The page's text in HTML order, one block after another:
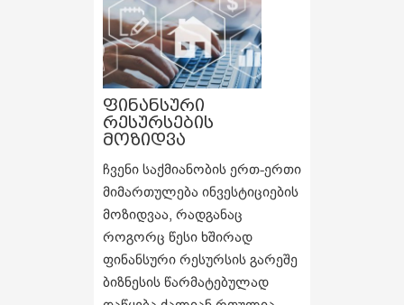
ფინანსური
რესურსების
მოზიდვა
ჩვენი საქმიანობის ერთ-ერთი
მიმართულება ინვესტიციების
მოზიდვაა, რადგანაც
როგორც წესი ხშირად
ფინანსური რესურსის გარეშე
ბიზნესის წარმატებულად